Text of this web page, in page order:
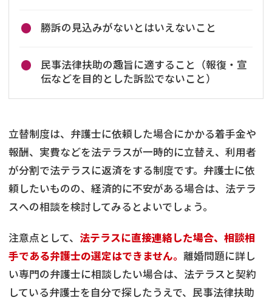
勝訴の見込みがないとはいえないこと
民事法律扶助の趣旨に適すること（報復・宣
伝などを目的とした訴訟でないこと）
立替制度は、弁護士に依頼した場合にかかる着手金や
報酬、実費などを法テラスが一時的に立替え、利用者
が分割で法テラスに返済をする制度です。弁護士に依
頼したいものの、経済的に不安がある場合は、法テラ
スへの相談を検討してみるとよいでしょう。
注意点として、 法テラスに直接連絡した場合、相談相
手である弁護士の選定はできません。 離婚問題に詳し
い専門の弁護士に相談したい場合は、法テラスと契約
している弁護士を自分で探したうえで、民事法律扶助